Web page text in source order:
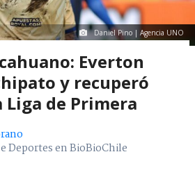
Daniel Pino | Agencia UNO
Everton
y recuperó
de Primera
Deportes en BioBioChile